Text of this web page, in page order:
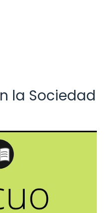
la Sociedad